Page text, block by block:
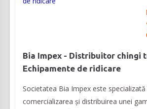
Bia Impex - Distribuitor chingi
Echipamente de ridicare
Societatea Bia Impex este specializată
comercializarea și distribuirea unei